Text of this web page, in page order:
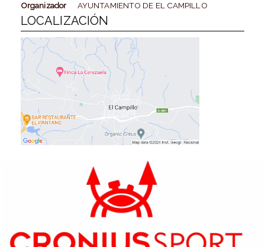
Organizador
AYUNTAMIENTO DE EL CAMPILLO
LOCALIZACIÓN